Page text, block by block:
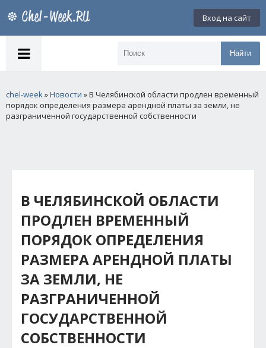
Вход на сайт
Найти
chel-week»Новости » В Челябинской области продлен временный
порядок определения размера арендной платы за земли, не
разграниченной государственной собственности
В ЧЕЛЯБИНСКОЙ ОБЛАСТИ
ПРОДЛЕН ВРЕМЕННЫЙ
ПОРЯДОК ОПРЕДЕЛЕНИЯ
РАЗМЕРА АРЕНДНОЙ ПЛАТЫ
ЗА ЗЕМЛИ, НЕ
РАЗГРАНИЧЕННОЙ
ГОСУДАРСТВЕННОЙ
СОБСТВЕННОСТИ